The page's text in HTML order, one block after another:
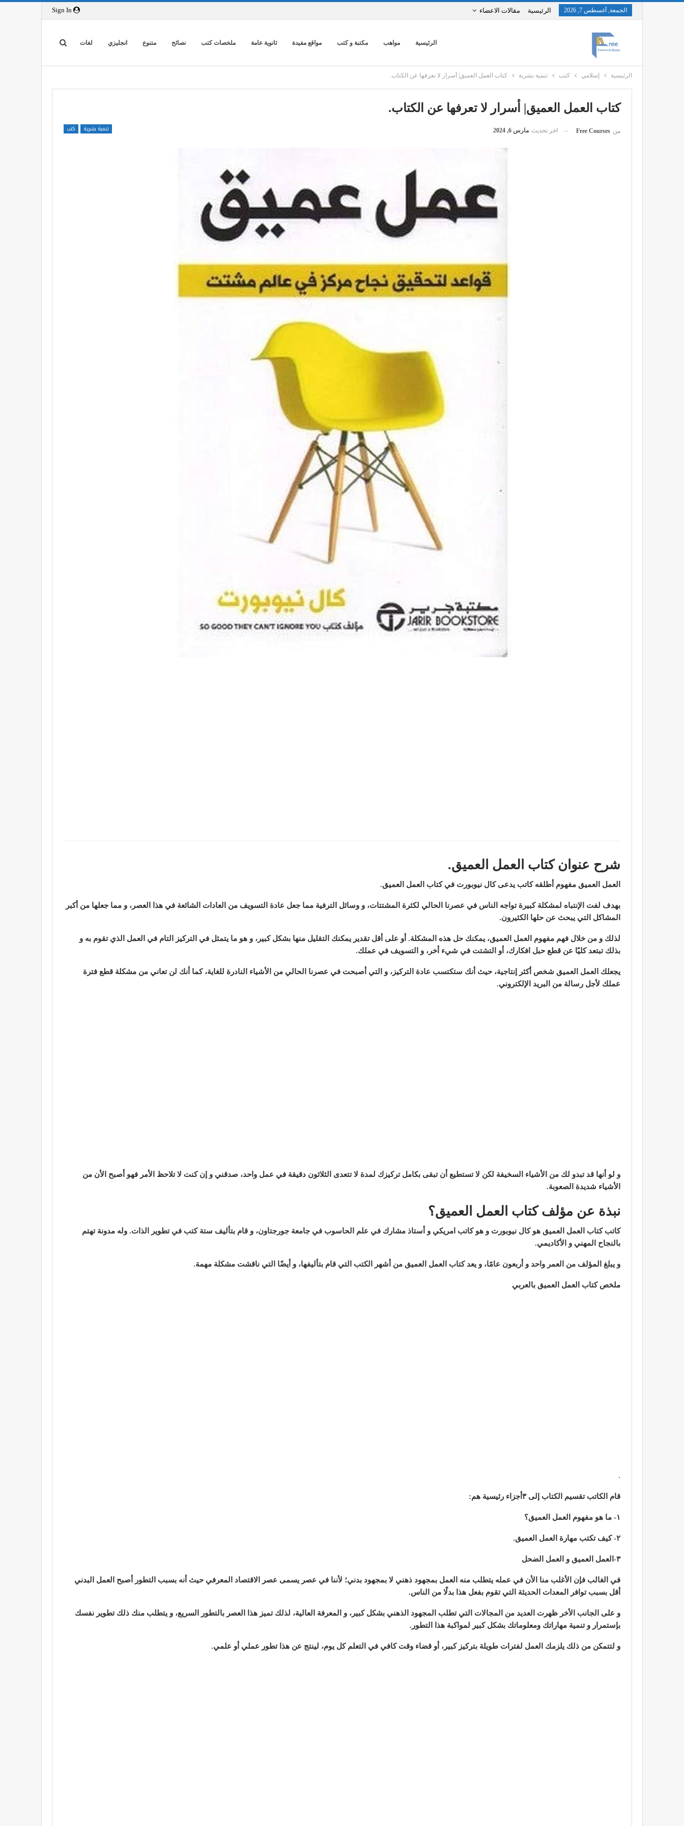
الجمعة, أغسطس 7, 2026 الرئيسية مقالات الاعضاء
الرئيسية مواهب مكتبة و كتب مواقع مفيدة ثانوية عامة ملخصات كتب نصائح متنوع انجليزي لغات
الرئيسية إسلامي كتب تنمية بشرية كتاب العمل العميق| أسرار لا تعرفها عن الكتاب.
كتاب العمل العميق| أسرار لا تعرفها عن الكتاب.
تنمية بشرية كتب من Free Courses اخر تحديث مارس 6, 2024
شرح عنوان كتاب العمل العميق.
العمل العميق مفهوم أطلقه كاتب يدعى كال نيوبورت في كتاب العمل العميق.
بهدف لفت الإنتباه لمشكلة كبيرة تواجه الناس في عصرنا الحالي لكثرة المشتتات، و وسائل الترفية مما جعل عادة التسويف من العادات الشائعة في هذا العصر، و مما جعلها من أكبر
المشاكل التي يبحث عن حلها الكثيرون.
لذلك و من خلال فهم مفهوم العمل العميق، يمكنك حل هذه المشكلة. أو على أقل تقدير يمكنك التقليل منها بشكل كبير، و هو ما يتمثل في التركيز التام في العمل الذي تقوم به و
بذلك تبتعد كليًا عن قطع حبل افكارك، أو التشتت في شيء أخر، و التسويف في عملك.
يجعلك العمل العميق شخص أكثر إنتاجية، حيث أنك ستكتسب عادة التركيز، و التي أصبحت في عصرنا الحالي من الأشياء النادرة للغاية، كما أنك لن تعاني من مشكلة قطع فترة
عملك لأجل رسالة من البريد الإلكتروني.
و لو أنها قد تبدو لك من الأشياء السخيفة لكن لا تستطيع أن تبقى بكامل تركيزك لمدة لا تتعدى الثلاثون دقيقة في عمل واحد، صدقني و إن كنت لا تلاحظ الأمر فهو أصبح الأن من
الأشياء شديدة الصعوبة.
نبذة عن مؤلف كتاب العمل العميق؟
كاتب كتاب العمل العميق هو كال نيوبورت و هو كاتب امريكي و‏ أستاذ مشارك في علم الحاسوب في جامعة جورجتاون، و قام بتأليف ستة كتب في تطوير الذات. وله مدونة تهتم
بالنجاح المهني و الأكاديمي.
و يبلغ المؤلف من العمر واحد و أربعون عامًا، و يعد كتاب العمل العميق من أشهر الكتب التي قام بتأليفها، و أيضًا التي ناقشت مشكلة مهمة.
ملخص كتاب العمل العميق بالعربي
.
قام الكاتب تقسيم الكتاب إلى ٣أجزاء رئيسية هم:
١- ما هو مفهوم العمل العميق؟
٢- كيف تكتب مهارة العمل العميق.
٣-العمل العميق و العمل الضحل
في الغالب فإن الأغلب منا الأن في عمله يتطلب منه العمل بمجهود ذهني لا بمجهود بدني؛ لأننا في عصر يسمى عصر الاقتصاد المعرفي حيث أنه بسبب التطور أصبح العمل البدني
أقل بسبب توافر المعدات الحديثة التي تقوم بفعل هذا بدلًا من الناس.
و على الجانب الأخر ظهرت العديد من المجالات التي تطلب المجهود الذهني بشكل كبير، و المعرفة العالية، لذلك تميز هذا العصر بالتطور السريع، و يتطلب منك ذلك تطوير نفسك
بإستمرار و تنمية مهاراتك ومعلوماتك بشكل كبير لمواكبة هذا التطور.
و لتتمكن من ذلك يلزمك العمل لفترات طويلة بتركيز كبير، أو قضاء وقت كافي في التعلم كل يوم، لينتج عن هذا تطور عملي أو علمي.